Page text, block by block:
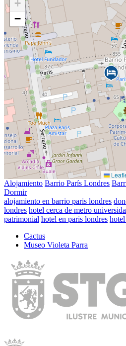
+
−
Alojamiento Barrio París Londres
Dormir
alojamiento en barrio paris londres
londres hotel cerca de metro
patrimonial hotel en paris londres
Cactus
Museo Violeta Parra